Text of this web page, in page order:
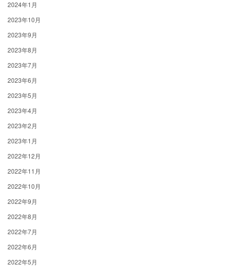
2024年1月
2023年10月
2023年9月
2023年8月
2023年7月
2023年6月
2023年5月
2023年4月
2023年2月
2023年1月
2022年12月
2022年11月
2022年10月
2022年9月
2022年8月
2022年7月
2022年6月
2022年5月